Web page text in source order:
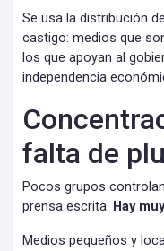
Se usa la distribución
castigo: medios que
los que apoyan al
independencia
falta de
Pocos grupos
prensa escrita. Hay
Medios pequeños y